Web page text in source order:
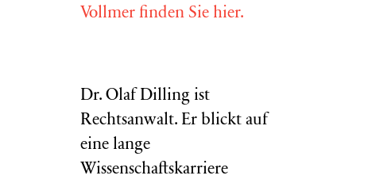
Vollmer finden Sie hier.
Dr. Olaf Dilling ist
Rechtsanwalt. Er blickt auf
eine lange
Wissenschaftskarriere